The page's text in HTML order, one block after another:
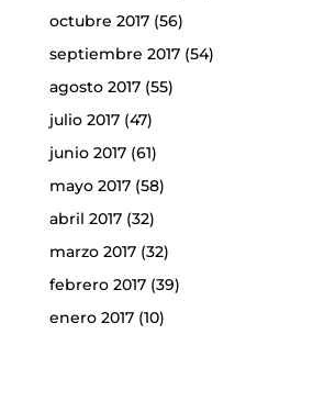
octubre 2017(56)
septiembre 2017(54)
agosto 2017(55)
julio 2017(47)
junio 2017(61)
mayo 2017(58)
abril 2017(32)
marzo 2017(32)
febrero 2017(39)
enero 2017(10)